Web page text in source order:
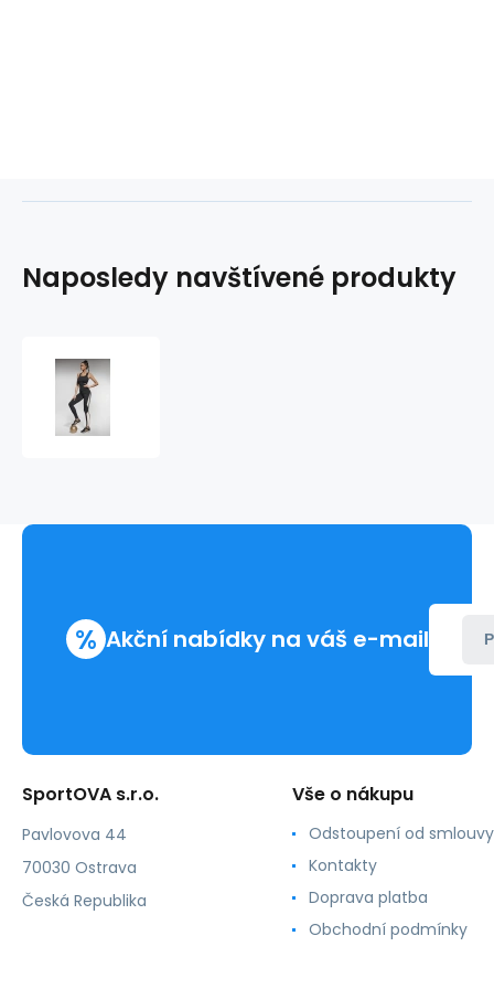
Naposledy navštívené produkty
% Akční nabídky na váš e-mail
SportOVA s.r.o.
Pavlovova 44
70030 Ostrava
Česká Republika
Vše o nákupu
Odstoupení od smlouvy
Kontakty
Doprava platba
Obchodní podmínky